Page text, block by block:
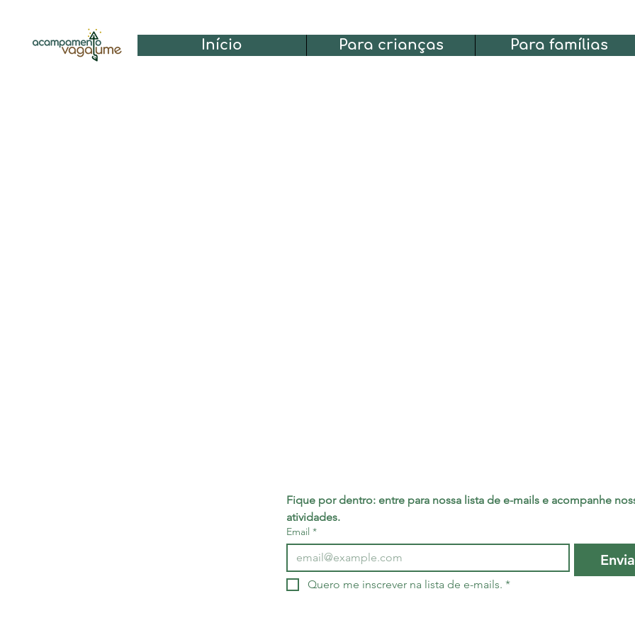
Início Para crianças Para famílias
Fique por dentro: entre para nossa lista de e-mails e acompanhe
atividades.
Email *
Quero me inscrever na lista de e-mails. *